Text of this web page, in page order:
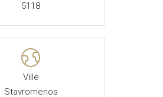
5118
Ville
Stavromenos